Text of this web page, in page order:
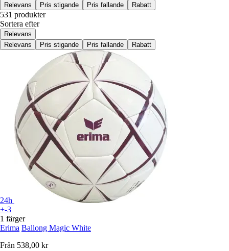
Relevans
Pris stigande Pris fallande Rabatt
531 produkter
Sortera efter
Relevans
Relevans
Pris stigande Pris fallande Rabatt
24h
+-3
1 färger
Erima Ballong Magic White
Från 538,00 kr